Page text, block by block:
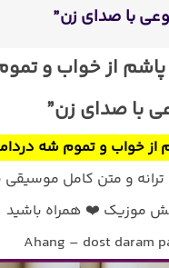
با صدای زن”
از خواب و
با صدای زن”
از خواب و تموم شه
و متن کامل موسیقی
Ahang – dost daram